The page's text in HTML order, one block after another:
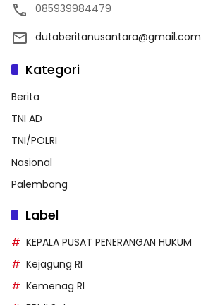
085939984479
dutaberitanusantara@gmail.com
Kategori
Berita
TNI AD
TNI/POLRI
Nasional
Palembang
Label
KEPALA PUSAT PENERANGAN HUKUM
Kejagung RI
Kemenag RI